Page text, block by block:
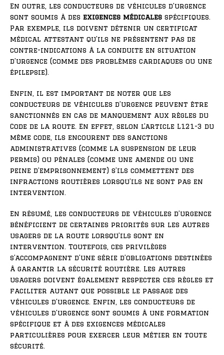
En outre, les conducteurs de véhicules d’urgence
sont soumis à des exigences médicales spécifiques.
Par exemple, ils doivent détenir un certificat
médical attestant qu’ils ne présentent pas de
contre-indications à la conduite en situation
d’urgence (comme des problèmes cardiaques ou une
épilepsie).
Enfin, il est important de noter que les
conducteurs de véhicules d’urgence peuvent être
sanctionnés en cas de manquement aux règles du
Code de la route. En effet, selon l’article L121-3 du
même code, ils encourent des sanctions
administratives (comme la suspension de leur
permis) ou pénales (comme une amende ou une
peine d’emprisonnement) s’ils commettent des
infractions routières lorsqu’ils ne sont pas en
intervention.
En résumé, les conducteurs de véhicules d’urgence
bénéficient de certaines priorités sur les autres
usagers de la route lorsqu’ils sont en
intervention. Toutefois, ces privilèges
s’accompagnent d’une série d’obligations destinées
à garantir la sécurité routière. Les autres
usagers doivent également respecter ces règles et
faciliter autant que possible le passage des
véhicules d’urgence. Enfin, les conducteurs de
véhicules d’urgence sont soumis à une formation
spécifique et à des exigences médicales
particulières pour exercer leur métier en toute
sécurité.